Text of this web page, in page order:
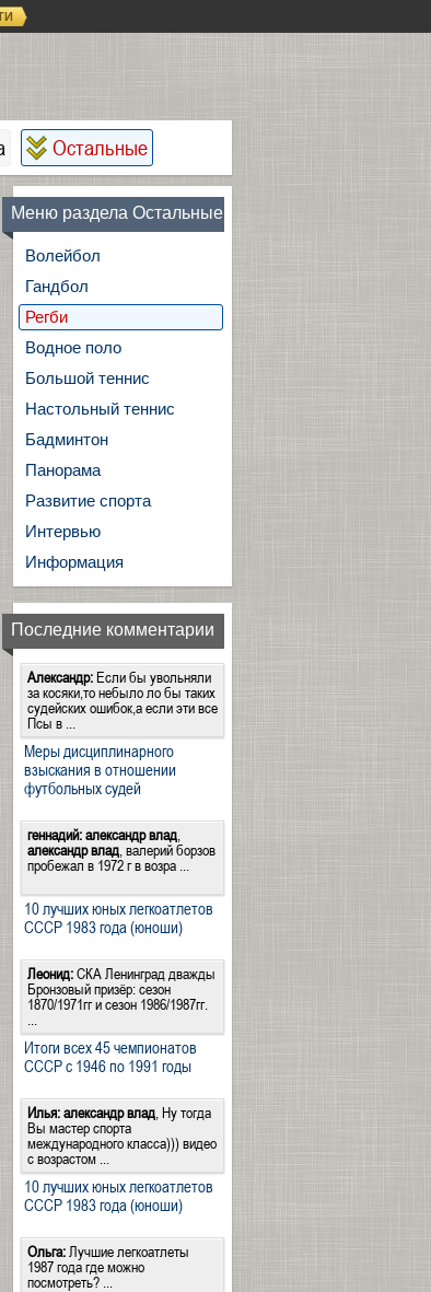
Остальные
Меню раздела Остальные
Волейбол
Гандбол
Регби
Водное поло
Большой теннис
Настольный теннис
Бадминтон
Панорама
Развитие спорта
Интервью
Информация
Последние комментарии
Александр: Если бы увольняли
за косяки,то небыло ло бы таких
судейских ошибок,а если эти все
Псы в ...
Меры дисциплинарного
взыскания в отношении
футбольных судей
геннадий:александр влад
александр влад , валерий борзов
пробежал в 1972 г в возра ...
10 лучших юных легкоатлетов
СССР 1983 года (юноши)
Леонид:СКА Ленинград дважды
Бронзовый призёр: сезон
1870/1971гг и сезон 1986/1987гг.
Итоги всех 45 чемпионатов
СССР с 1946 по 1991 годы
Илья:александр влад , Ну тогда
Вы мастер спорта
международного класса))) видео
с возрастом ...
10 лучших юных легкоатлетов
СССР 1983 года (юноши)
Ольга: Лучшие легкоатлеты
1987 года где можно
посмотреть? ...